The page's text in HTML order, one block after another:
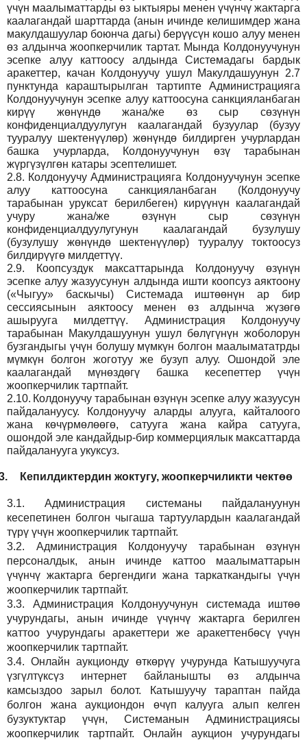
үчүн маалыматтарды өз ыктыяры менен үчүнчү жактарга
каалагандай шарттарда (анын ичинде келишимдер жана
макулдашуулар боюнча дагы) берүүсүн кошо алуу менен
өз алдынча жоопкерчилик тартат. Мында Колдонуучунун
эсепке алуу каттоосу алдында Системадагы бардык
аракеттер, качан Колдонуучу ушул Макулдашуунун 2.7
пунктунда караштырылган тартипте Администрацияга
Колдонуучунун эсепке алуу каттоосуна санкцияланбаган
кирүү жөнүндө жана/же өз сыр сөзүнүн
конфиденциалдуулугун каалагандай бузуулар (бузуу
тууралуу шектенүүлөр) жөнүндө билдирген учурлардан
башка учурларда, Колдонуучунун өзү тарабынан
жүргүзүлгөн катары эсептелишет.
2.8. Колдонуучу Администрацияга Колдонуучунун эсепке
алуу каттоосуна санкцияланбаган (Колдонуучу
тарабынан уруксат берилбеген) кирүүнүн каалагандай
учуру жана/же өзүнүн сыр сөзүнүн
конфиденциалдуулугунун каалагандай бузулушу
(бузулушу жөнүндө шектенүүлөр) тууралуу токтоосуз
билдирүүгө милдеттүү.
2.9.
Коопсуздук максаттарында Колдонуучу өзүнүн
эсепке алуу жазуусунун алдында ишти коопсуз аяктоону
(«Чыгуу» баскычы) Системада иштөөнүн ар бир
сессиясынын аяктоосу менен өз алдынча жүзөгө
ашырууга милдеттүү. Администрация Колдонуучу
тарабынан Макулдашуунун ушул бөлүгүнүн жоболорун
бузгандыгы үчүн болушу мүмкүн болгон маалымататрды
мүмкүн болгон жоготуу же бузуп алуу. Ошондой эле
каалагандай мүнөздөгү башка кесепеттер үчүн
жоопкерчилик тартпайт.
2.10. Колдонуучу тарабынан өзүнүн эсепке алуу жазуусун
пайдалануусу. Колдонуучу аларды алууга, кайталоого
жана көчүрмөлөөгө, сатууга жана кайра сатууга,
ошондой эле кандайдыр-бир коммерциялык максаттарда
пайдаланууга укуксуз.
Кепилдиктердин жоктугу, жоопкерчиликти чектөө
3.1.Администрация системаны пайдалануунун
кесепетинен болгон чыгаша тартуулардын каалагандай
түрү үчүн жоопкерчилик тартпайт.
3.2. Администрация
Колдонуучу тарабынан өзүнүн
персоналдык, анын ичинде каттоо маалыматтарын
үчүнчү жактарга бергендиги жана таркаткандыгы үчүн
жоопкерчилик тартпайт.
3.3. Администрация Колдонуучунун системада иштөө
учурундагы, анын ичинде үчүнчү жактарга берилген
каттоо учурундагы аракеттери же аракеттенбөсү үчүн
жоопкерчилик тартпайт.
3.4.Онлайн аукционду өткөрүү учурунда Катышуучуга
үзгүлтүксүз интернет байланышты өз алдынча
камсыздоозарыл болот.
Катышуучу тараптан пайда
болгон жана аукциондон өчүп калууга алып келген
бузуктуктар үчүн, Системанын Администрациясы
жоопкерчилик тартпайт. Онлайн аукцион учурундагы